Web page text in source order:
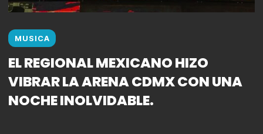
MUSICA
EL REGIONAL MEXICANO HIZO
VIBRAR LA ARENA CDMX CON UNA
NOCHE INOLVIDABLE.